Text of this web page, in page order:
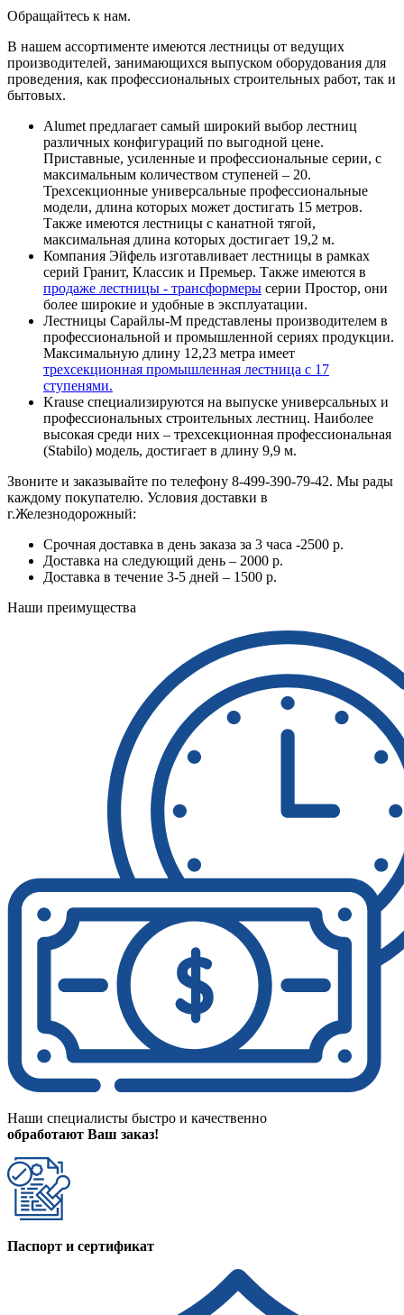
Обращайтесь к нам.
В нашем ассортименте имеются лестницы от ведущих
производителей, занимающихся выпуском оборудования для
проведения, как профессиональных строительных работ, так и
бытовых.
Alumet предлагает самый широкий выбор лестниц
различных конфигураций по выгодной цене.
Приставные, усиленные и профессиональные серии, с
максимальным количеством ступеней – 20.
Трехсекционные универсальные профессиональные
модели, длина которых может достигать 15 метров.
Также имеются лестницы с канатной тягой,
максимальная длина которых достигает 19,2 м.
Компания Эйфель изготавливает лестницы в рамках
серий Гранит, Классик и Премьер. Также имеются в
продаже лестницы - трансформеры серии Простор, они
более широкие и удобные в эксплуатации.
Лестницы Сарайлы-М представлены производителем в
профессиональной и промышленной сериях продукции.
Максимальную длину 12,23 метра имеет
трехсекционная промышленная лестница с 17
ступенями.
Krause специализируются на выпуске универсальных и
профессиональных строительных лестниц. Наиболее
высокая среди них – трехсекционная профессиональная
(Stabilo) модель, достигает в длину 9,9 м.
Звоните и заказывайте по телефону 8-499-390-79-42. Мы рады
каждому покупателю. Условия доставки в
г.Железнодорожный:
Срочная доставка в день заказа за 3 часа -2500 р.
Доставка на следующий день – 2000 р.
Доставка в течение 3-5 дней – 1500 р.
Наши преимущества
Наши специалисты быстро и качественно
обработают Ваш заказ!
Паспорт и сертификат